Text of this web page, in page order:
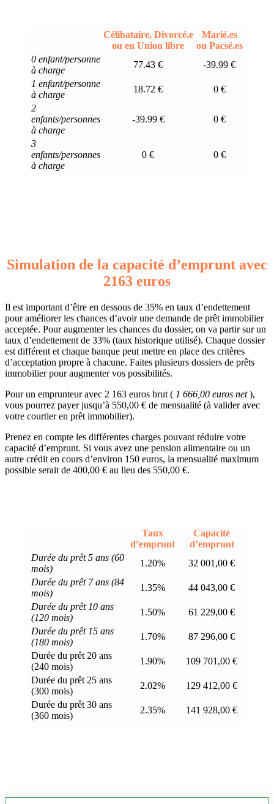
Célibataire, Divorcé.e
ou en Union libre
Marié.es
ou Pacsé.es
0 enfant/personne
à charge
77.43 €
-39.99 €
1 enfant/personne
à charge
18.72 €
0 €
2
enfants/personnes
à charge
-39.99 € 0 €
3
enfants/personnes
à charge
0 € 0 €
Simulation de la capacité d’emprunt avec
2163 euros
Il est important d’être en dessous de 35% en taux d’endettement
pour améliorer les chances d’avoir une demande de prêt immobilier
acceptée. Pour augmenter les chances du dossier, on va partir sur un
taux d’endettement de 33% (taux historique utilisé). Chaque dossier
est différent et chaque banque peut mettre en place des critères
d’acceptation propre à chacune. Faites plusieurs dossiers de prêts
immobilier pour augmenter vos possibilités.
Pour un emprunteur avec 2 163 euros brut ( 1 666,00 euros net),
vous pourrez payer jusqu’à 550,00 € de mensualité (à valider avec
votre courtier en prêt immobilier).
Prenez en compte les différentes charges pouvant réduire votre
capacité d’emprunt. Si vous avez une pension alimentaire ou un
autre crédit en cours d’environ 150 euros, la mensualité maximum
possible serait de 400,00 € au lieu des 550,00 €.
Taux
d’emprunt
Capacité
d’emprunt
Durée du prêt 5 ans (60
mois)
1.20%
32 001,00 €
Durée du prêt 7 ans (84
mois)
1.35%
44 043,00 €
Durée du prêt 10 ans
(120 mois)
1.50%
61 229,00 €
Durée du prêt 15 ans
(180 mois)
1.70%
87 296,00 €
Durée du prêt 20 ans
(240 mois)
1.90%
109 701,00 €
Durée du prêt 25 ans
(300 mois)
2.02%
129 412,00 €
Durée du prêt 30 ans
(360 mois)
2.35% 141 928,00 €